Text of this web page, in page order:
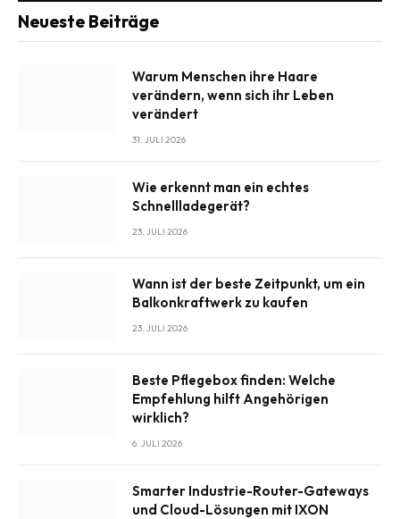
Neueste Beiträge
Warum Menschen ihre Haare
verändern, wenn sich ihr Leben
verändert
31. JULI 2026
Wie erkennt man ein echtes
Schnellladegerät?
23. JULI 2026
Wann ist der beste Zeitpunkt, um ein
Balkonkraftwerk zu kaufen
23. JULI 2026
Beste Pflegebox finden: Welche
Empfehlung hilft Angehörigen
wirklich?
6. JULI 2026
Smarter Industrie-Router-Gateways
und Cloud-Lösungen mit IXON